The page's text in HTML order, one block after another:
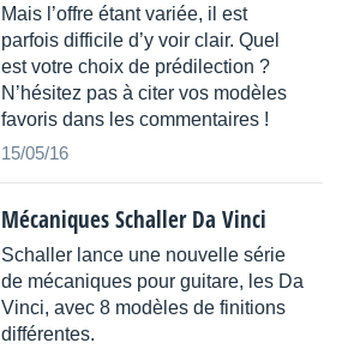
Mais l’offre étant variée, il est
parfois difficile d’y voir clair. Quel
est votre choix de prédilection ?
N’hésitez pas à citer vos modèles
favoris dans les commentaires !
15/05/16
Mécaniques Schaller Da Vinci
Schaller lance une nouvelle série
de mécaniques pour guitare, les Da
Vinci, avec 8 modèles de finitions
différentes.